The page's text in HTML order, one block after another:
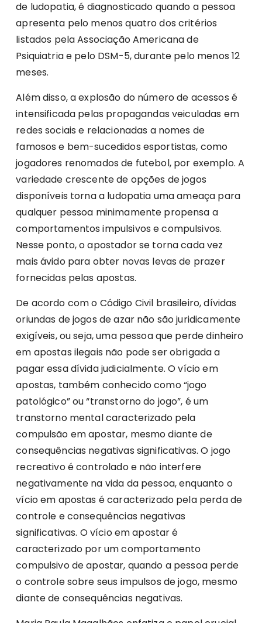
de ludopatia, é diagnosticado quando a pessoa
apresenta pelo menos quatro dos critérios
listados pela Associação Americana de
Psiquiatria e pelo DSM-5, durante pelo menos 12
meses.
Além disso, a explosão do número de acessos é
intensificada pelas propagandas veiculadas em
redes sociais e relacionadas a nomes de
famosos e bem-sucedidos esportistas, como
jogadores renomados de futebol, por exemplo. A
variedade crescente de opções de jogos
disponíveis torna a ludopatia uma ameaça para
qualquer pessoa minimamente propensa a
comportamentos impulsivos e compulsivos.
Nesse ponto, o apostador se torna cada vez
mais ávido para obter novas levas de prazer
fornecidas pelas apostas.
De acordo com o Código Civil brasileiro, dívidas
oriundas de jogos de azar não são juridicamente
exigíveis, ou seja, uma pessoa que perde dinheiro
em apostas ilegais não pode ser obrigada a
pagar essa dívida judicialmente. O vício em
apostas, também conhecido como “jogo
patológico” ou “transtorno do jogo”, é um
transtorno mental caracterizado pela
compulsão em apostar, mesmo diante de
consequências negativas significativas. O jogo
recreativo é controlado e não interfere
negativamente na vida da pessoa, enquanto o
vício em apostas é caracterizado pela perda de
controle e consequências negativas
significativas. O vício em apostar é
caracterizado por um comportamento
compulsivo de apostar, quando a pessoa perde
o controle sobre seus impulsos de jogo, mesmo
diante de consequências negativas.